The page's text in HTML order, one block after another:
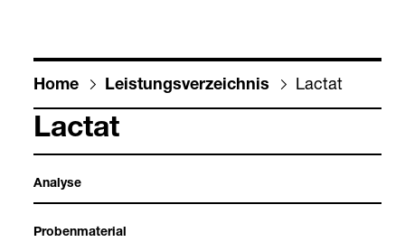
Home Leis­tungs­ver­zeich­nis Lac­tat
Lac­tat
Ana­lyse
Pro­ben­ma­te­rial